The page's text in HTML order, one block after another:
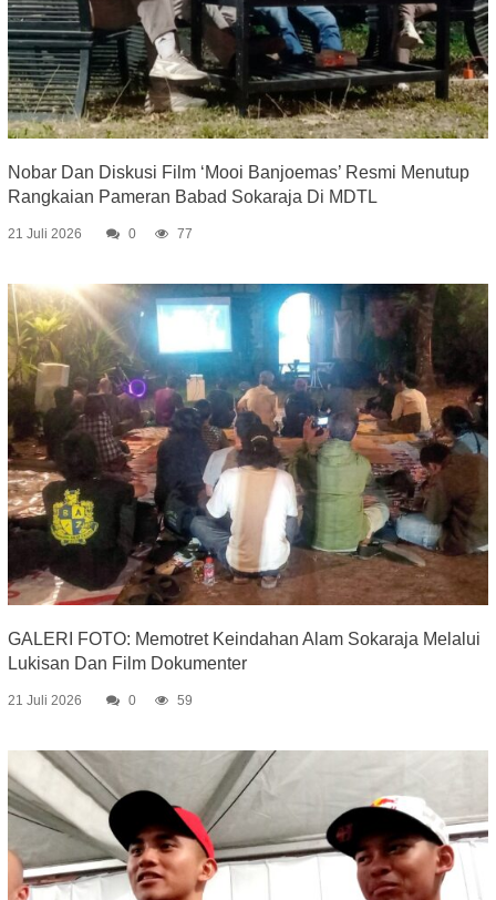
Nobar Dan Diskusi Film ‘Mooi Banjoemas’ Resmi Menutup
Rangkaian Pameran Babad Sokaraja Di MDTL
21 Juli 2026 0 77
GALERI FOTO: Memotret Keindahan Alam Sokaraja Melalui
Lukisan Dan Film Dokumenter
21 Juli 2026 0 59